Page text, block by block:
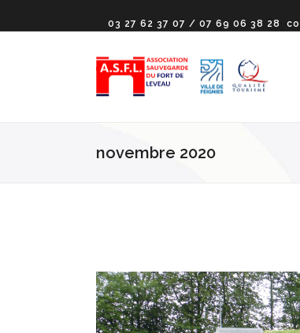
03 27 62 37 07 / 07 69 06 38 28
novembre 2020